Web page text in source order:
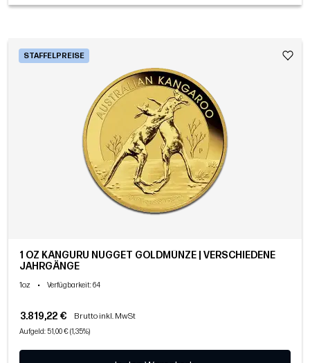
STAFFELPREISE
1 OZ KÄNGURU NUGGET GOLDMÜNZE | VERSCHIEDENE
JAHRGÄNGE
1oz • Verfügbarkeit: 64
3.819,22 € Brutto inkl. MwSt
Aufgeld: 51,00 € (1,35%)